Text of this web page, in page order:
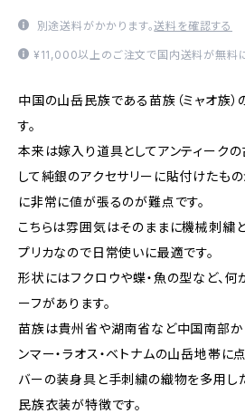
別途送料がかかります。送料を確認する
¥11,000以上のご注文で国内送料が無料に
中国の山岳民族である苗族（ミャオ族）
す。
本来は嫁入り道具としてアンティーク
して純銀のアクセサリーに貼付けたも
に非常に値が張るのが難点です。
こちらは雰囲気はそのままに機械刺繍
プリカなので日常使いに最適です。
形状にはフクロウや蝶・魚の型など、何
ーフがあります。
苗族は貴州省や湖南省など中国南部か
ンマー・ラオス・ベトナムの山岳地帯に
バーの装身具と手刺繍の織物を多用し
民族衣装が特徴です。